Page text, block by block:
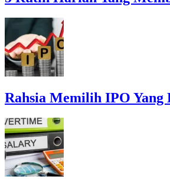
Rahsia Memilih IPO